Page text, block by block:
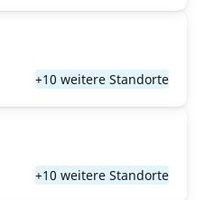
+10 weitere Standorte
+10 weitere Standorte